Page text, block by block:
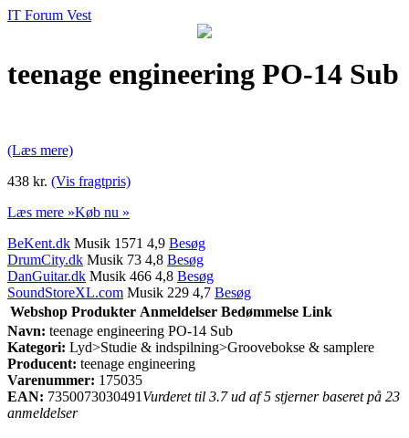
IT Forum Vest
teenage engineering PO-14 Sub
(Læs mere)
438 kr. (Vis fragtpris)
Læs mere »Køb nu »
BeKent.dk Musik 1571 4,9 Besøg
DrumCity.dk Musik 73 4,8 Besøg
DanGuitar.dk Musik 466 4,8 Besøg
SoundStoreXL.com Musik 229 4,7 Besøg
Webshop Produkter Anmeldelser Bedømmelse Link
Navn: teenage engineering PO-14 Sub
Kategori: Lyd>Studie & indspilning>Groovebokse & samplere
Producent: teenage engineering
Varenummer: 175035
EAN: 7350073030491 Vurderet til 3.7 ud af 5 stjerner baseret på 23
anmeldelser